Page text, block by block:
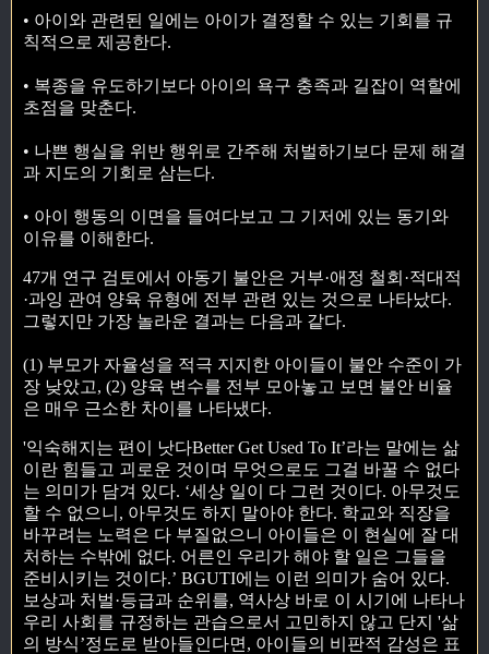
• 아이와 관련된 일에는 아이가 결정할 수 있는 기회를 규
칙적으로 제공한다.
• 복종을 유도하기보다 아이의 욕구 충족과 길잡이 역할에
초점을 맞춘다.
• 나쁜 행실을 위반 행위로 간주해 처벌하기보다 문제 해결
과 지도의 기회로 삼는다.
• 아이 행동의 이면을 들여다보고 그 기저에 있는 동기와
이유를 이해한다.
47개 연구 검토에서 아동기 불안은 거부·애정 철회·적대적
·과잉 관여 양육 유형에 전부 관련 있는 것으로 나타났다.
그렇지만 가장 놀라운 결과는 다음과 같다.
(1) 부모가 자율성을 적극 지지한 아이들이 불안 수준이 가
장 낮았고, (2) 양육 변수를 전부 모아놓고 보면 불안 비율
은 매우 근소한 차이를 나타냈다.
'익숙해지는 편이 낫다Better Get Used To It’라는 말에는 삶
이란 힘들고 괴로운 것이며 무엇으로도 그걸 바꿀 수 없다
는 의미가 담겨 있다. ‘세상 일이 다 그런 것이다. 아무것도
할 수 없으니, 아무것도 하지 말아야 한다. 학교와 직장을
바꾸려는 노력은 다 부질없으니 아이들은 이 현실에 잘 대
처하는 수밖에 없다. 어른인 우리가 해야 할 일은 그들을
준비시키는 것이다.’ BGUTI에는 이런 의미가 숨어 있다.
보상과 처벌·등급과 순위를, 역사상 바로 이 시기에 나타나
우리 사회를 규정하는 관습으로서 고민하지 않고 단지 '삶
의 방식’정도로 받아들인다면, 아이들의 비판적 감성은 표